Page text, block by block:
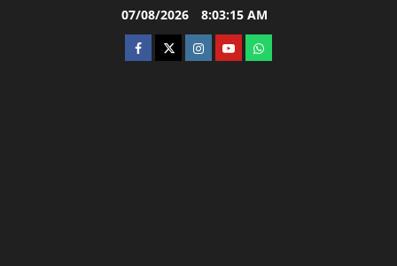
07/08/2026 8:03:16 AM
facebooktwitterinstagram.com
youtubewhatsapp